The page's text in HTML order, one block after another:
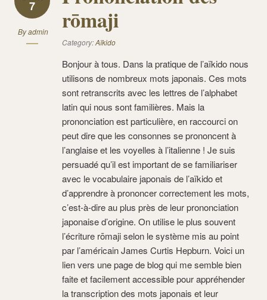
7
Byadmin
rōmaji
Category:Aïkido
Bonjour à tous. Dans la pratique de l’aïkido nous
utilisons de nombreux mots japonais. Ces mots
sont retranscrits avec les lettres de l’alphabet
latin qui nous sont familières. Mais la
prononciation est particulière, en raccourci on
peut dire que les consonnes se prononcent à
l’anglaise et les voyelles à l’italienne ! Je suis
persuadé qu’il est important de se familiariser
avec le vocabulaire japonais de l’aïkido et
d’apprendre à prononcer correctement les mots,
c’est-à-dire au plus près de leur prononciation
japonaise d’origine. On utilise le plus souvent
l’écriture rōmaji selon le système mis au point
par l’américain James Curtis Hepburn. Voici un
lien vers une page de blog qui me semble bien
faite et facilement accessible pour appréhender
la transcription des mots japonais et leur